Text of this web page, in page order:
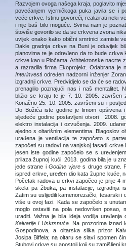
Razvojem ovoga našega kraja, poglavito
povećanjem vjerničkoga puka javila se i
veće crkve. Istinu govoreći, realizirati neki
i nije baš bilo moguće. Svima nam je
štoviše govorilo se da se crkvena zvona
uvijek onako kako obični smrtnici zamisle
Dakle gradnja crkve na Buni je oduvijek
planovima te je određeno da to bude crkva
crkve kao u Pločama. Arhitektonske nacrte
a razradila firma Ekoprojekt. Odabrana je
Interinvesti određen nadzorni inženjer
izgradnji crkve. Predvidjelo se da će se
prenaglilo poznajući nas i naš mentalitet.
bližio se kraju te je 7. 10. 2005. završen
Konačno 25. 10. 2005. završeni su i
Do Božića iste godine je limom
sljedeće godine postavljeni otvori . 2008.
elektro instalacija i ozvučenja. 2009.
ajedno s oltarišnim elementima. Blagoslov
urađena je ventilacija te započeto s
započeti su radovi na vanjskoj fasadi crkve
jesen iste godine započelo se s
prilaza župnoj kući. 2013. godina bila je u
jede strane i Godine vjeres druge strane.
ispred crkve, uređen dio kata župne kuće,
Početak radova u crkvi započeo je prije 4
skela pa žbuka, pa instalacije, izgradnja
Zatim su uslijedili kamenorezački, tesarski i
više u ovoj fazi. Kada se započelo s
moglo ostaviti na pola nedovršen posao,
uraditi. Važna je bila ideja vodilja
Kalvarije i Uskrsnuća. Na prozorima iznad
Gospodinova, a oltarska slika prizor
Josipa Biffela; na oltaru se slavi spomen
Stubovi crkve su apostoli koji su zamišljeni